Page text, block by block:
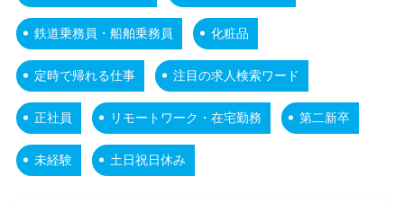
鉄道乗務員・船舶乗務員 化粧品
定時で帰れる仕事 注目の求人検索ワード
正社員 リモートワーク・在宅勤務 第二新卒
未経験 土日祝日休み